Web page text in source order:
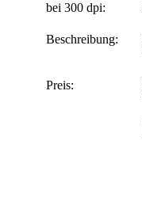
bei 300 dpi:
Beschreibung:
Preis: